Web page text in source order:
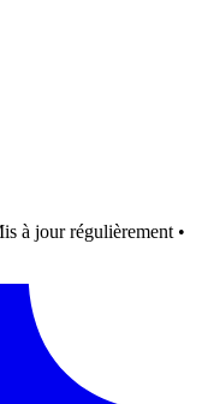
à jour régulièrement •